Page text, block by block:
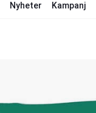
Nyheter Kampanj